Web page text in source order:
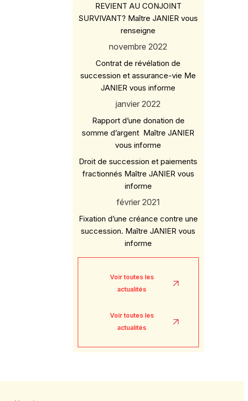
REVIENT AU CONJOINT
SURVIVANT? Maître JANIER vous
renseigne
novembre 2022
Contrat de révélation de
succession et assurance-vie Me
JANIER vous informe
janvier 2022
Rapport d’une donation de
somme d’argent Maître JANIER
vous informe
Droit de succession et paiements
fractionnés Maître JANIER vous
informe
février 2021
Fixation d’une créance contre une
succession. Maître JANIER vous
informe
Voir toutes les
actualités
Voir toutes les
actualités